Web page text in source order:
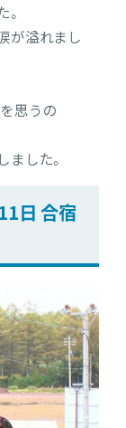
が溢れまし
思うの
ました。
日 合宿